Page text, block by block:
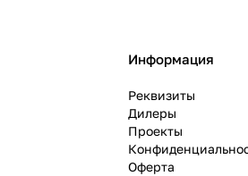
Информация
Реквизиты
Дилеры
Проекты
Оферта